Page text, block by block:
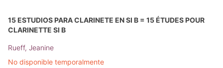
15 ESTUDIOS PARA CLARINETE EN SI B = 15 ÉTUDES POUR
CLARINETTE SI B
Rueff, Jeanine
No disponible temporalmente